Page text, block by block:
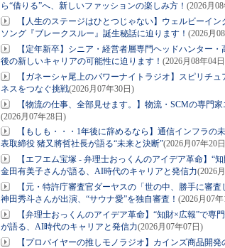
ら“借りる”へ、新しいファッションの楽しみ方！ (2026月
【人生のステージはひとつじゃない】ウェルビーイ
ソング『ブレークスルー』誕生秘話に迫ります！ (2026月
【定年新卒】シニア・経営者層専門ヘッドハンター
後の新しいキャリアの可能性に迫ります！ (2026月08年04
【ガネーシャ尾上のパワーナイトラジオ】スピリチ
ネスをつなぐ挑戦(2026月07年30日)
【物流の仕事、全部見せます。】物流・SCMの専門
(2026月07年28日)
【もしも・・・1年後に辞めるなら】通信インフラ
表取締役 猪又將哲社長が語る“未来と決断”(2026月07年20
【エフエム宝塚 - 弁理士おっくんのアイデア革命】
金田有美子さんが語る、AI時代のキャリアと発信力(2026
【元・特許庁審査官ダーヤスの「世の中、勝手に審
神田秀斗さんが出演、“サウナ愛”を独自審査！ (2026月07
【弁理士おっくんのアイデア革命】“知財×広報”で
が語る、AI時代のキャリアと発信力(2026月07年07日)
【プロバイヤーの推しモノラジオ】カインズ商品開